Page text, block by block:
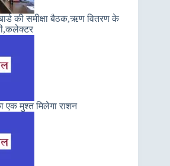
की समीक्षा बैठक,ऋण वितरण के
एक मुश्त मिलेगा राशन